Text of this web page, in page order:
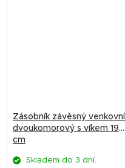
Zásobník závěsný venkovní
dvoukomorový s víkem 19
cm
Skladem do 3 dní.